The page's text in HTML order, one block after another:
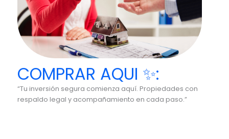
COMPRAR AQUI ✨:
“Tu inversión segura comienza aquí. Propiedades con
respaldo legal y acompañamiento en cada paso.”